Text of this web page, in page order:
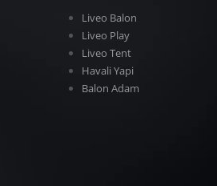
Liveo Balon
Liveo Play
Liveo Tent
Havali Yapi
Balon Adam